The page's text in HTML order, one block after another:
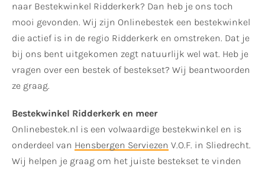
naar Bestekwinkel Ridderkerk? Dan heb je ons toch
mooi gevonden. Wij zijn Onlinebestek een bestekwinkel
die actief is in de regio Ridderkerk en omstreken. Dat je
bij ons bent uitgekomen zegt natuurlijk wel wat. Heb je
vragen over een bestek of bestekset? Wij beantwoorden
ze graag.
Bestekwinkel Ridderkerk en meer
Onlinebestek.nl is een volwaardige bestekwinkel en is
onderdeel van Hensbergen Serviezen V.O.F. in Sliedrecht.
Wij helpen je graag om het juiste bestekset te vinden